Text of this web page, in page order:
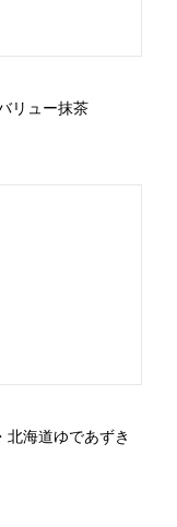
リュー抹茶
北海道ゆであずき